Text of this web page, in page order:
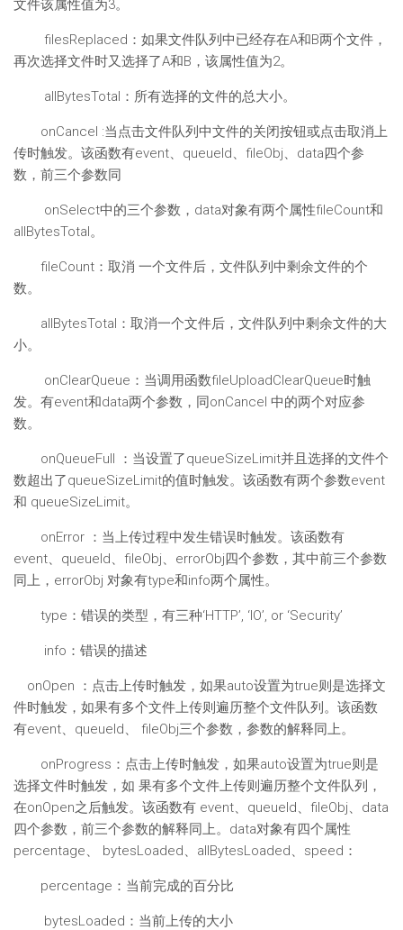
文件该属性值为3。
filesReplaced：如果文件队列中已经存在A和B两个文件，
再次选择文件时又选择了A和B，该属性值为2。
allBytesTotal：所有选择的文件的总大小。
onCancel :当点击文件队列中文件的关闭按钮或点击取消上
传时触发。该函数有event、queueId、fileObj、data四个参
数，前三个参数同
onSelect中的三个参数，data对象有两个属性fileCount和
allBytesTotal。
fileCount：取消 一个文件后，文件队列中剩余文件的个
数。
allBytesTotal：取消一个文件后，文件队列中剩余文件的大
小。
onClearQueue：当调用函数fileUploadClearQueue时触
发。有event和data两个参数，同onCancel 中的两个对应参
数。
onQueueFull ：当设置了queueSizeLimit并且选择的文件个
数超出了queueSizeLimit的值时触发。该函数有两个参数event
和 queueSizeLimit。
onError ：当上传过程中发生错误时触发。该函数有
event、queueId、fileObj、errorObj四个参数，其中前三个参数
同上，errorObj 对象有type和info两个属性。
type：错误的类型，有三种‘HTTP’, ‘IO’, or ‘Security’
info：错误的描述
onOpen ：点击上传时触发，如果auto设置为true则是选择文
件时触发，如果有多个文件上传则遍历整个文件队列。该函数
有event、queueId、 fileObj三个参数，参数的解释同上。
onProgress：点击上传时触发，如果auto设置为true则是
选择文件时触发，如 果有多个文件上传则遍历整个文件队列，
在onOpen之后触发。该函数有 event、queueId、fileObj、data
四个参数，前三个参数的解释同上。data对象有四个属性
percentage、 bytesLoaded、allBytesLoaded、speed：
percentage：当前完成的百分比
bytesLoaded：当前上传的大小